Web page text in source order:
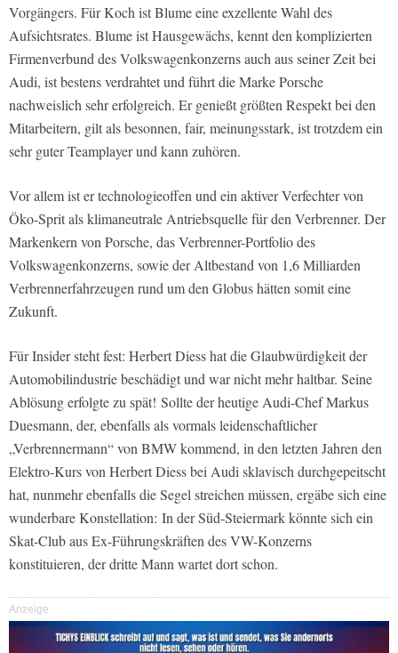
Vorgängers. Für Koch ist Blume eine exzellente Wahl des
Aufsichtsrates. Blume ist Hausgewächs, kennt den komplizierten
Firmenverbund des Volkswagenkonzerns auch aus seiner Zeit bei
Audi, ist bestens verdrahtet und führt die Marke Porsche
nachweislich sehr erfolgreich. Er genießt größten Respekt bei den
Mitarbeitern, gilt als besonnen, fair, meinungsstark, ist trotzdem ein
sehr guter Teamplayer und kann zuhören.
Vor allem ist er technologieoffen und ein aktiver Verfechter von
Öko-Sprit als klimaneutrale Antriebsquelle für den Verbrenner. Der
Markenkern von Porsche, das Verbrenner-Portfolio des
Volkswagenkonzerns, sowie der Altbestand von 1,6 Milliarden
Verbrennerfahrzeugen rund um den Globus hätten somit eine
Zukunft.
Für Insider steht fest: Herbert Diess hat die Glaubwürdigkeit der
Automobilindustrie beschädigt und war nicht mehr haltbar. Seine
Ablösung erfolgte zu spät! Sollte der heutige Audi-Chef Markus
Duesmann, der, ebenfalls als vormals leidenschaftlicher
„Verbrennermann“ von BMW kommend, in den letzten Jahren den
Elektro-Kurs von Herbert Diess bei Audi sklavisch durchgepeitscht
hat, nunmehr ebenfalls die Segel streichen müssen, ergäbe sich eine
wunderbare Konstellation: In der Süd-Steiermark könnte sich ein
Skat-Club aus Ex-Führungskräften des VW-Konzerns
konstituieren, der dritte Mann wartet dort schon.
Anzeige